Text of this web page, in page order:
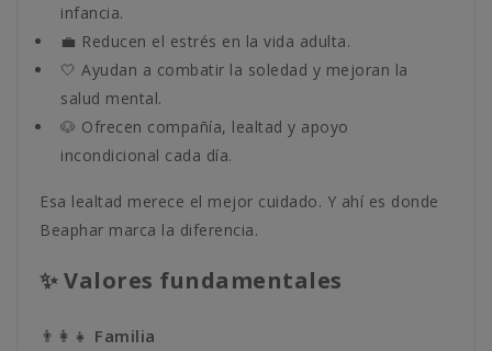
infancia.
💼 Reducen el estrés en la vida adulta.
🤍 Ayudan a combatir la soledad y mejoran la
salud mental.
🐶 Ofrecen compañía, lealtad y apoyo
incondicional cada día.
Esa lealtad merece el mejor cuidado. Y ahí es donde
Beaphar marca la diferencia.
✨ Valores fundamentales
👨‍👩‍👧 Familia